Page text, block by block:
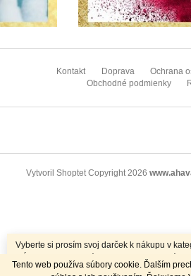
Tento web používa súbory cookie. Ďalším
Vyberte si prosím svoj darček k nákupu v
NÁKUPU. K objednávkam nad 70EUR máte
Príjemné nakupovanie Vám praje VAŠA
Kontakt Doprava
Ochrana
Obchodné podmienky
Vytvoril Shoptet Copyright 2026